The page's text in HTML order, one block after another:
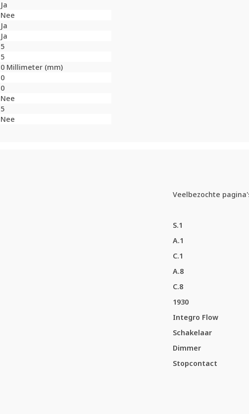
Ja
Nee
Ja
Ja
5
5
0 Millimeter (mm)
0
0
Nee
5
Nee
Veelbezochte
S.1
A.1
C.1
A.8
C.8
1930
Integro Flow
Schakelaar
Dimmer
Stopcontact